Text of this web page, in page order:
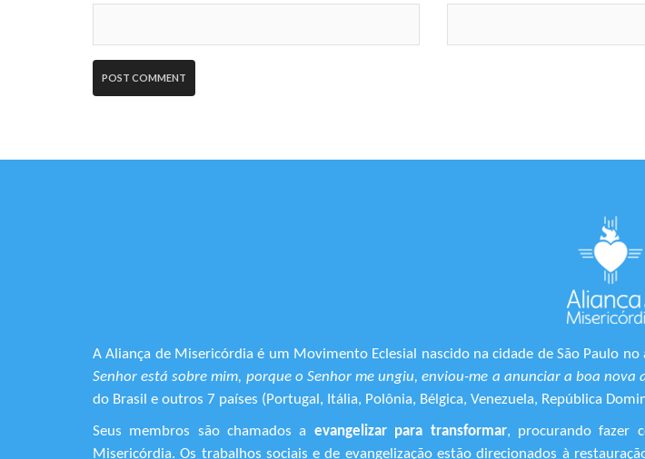
A Aliança de Misericórdia é um Movimento Eclesial nascido na cidade de São Paulo
Senhor está sobre mim, porque o Senhor me ungiu, enviou-me a anunciar a boa nova
do Brasil e outros 7 países (Portugal, Itália, Polônia, Bélgica, Venezuela, República
Seus membros são chamados a evangelizar para transformar, procurando fazer
Misericórdia. Os trabalhos sociais e de evangelização estão direcionados à